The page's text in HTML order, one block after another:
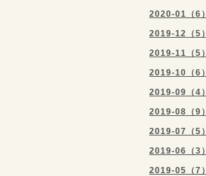
2020-01（6）
2019-12（5）
2019-11（5）
2019-10（6）
2019-09（4）
2019-08（9）
2019-07（5）
2019-06（3）
2019-05（7）